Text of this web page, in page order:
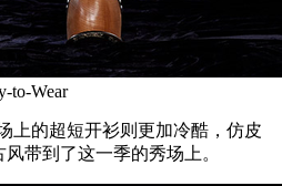
to-Wear
的超短开衫则更加冷酷，仿皮
带到了这一季的秀场上。